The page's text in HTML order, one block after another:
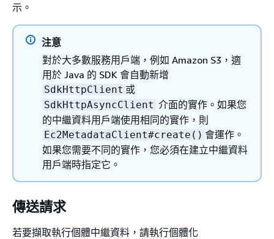
示。
注意
對於大多數服務用戶端，例如 Amazon S3，適
用於 Java 的 SDK 會自動新增
SdkHttpClient 或
SdkHttpAsyncClient 介面的實作。如果您
的中繼資料用戶端使用相同的實作，則
Ec2MetadataClient#create() 會運作。
如果您需要不同的實作，您必須在建立中繼資料
用戶端時指定它。
傳送請求
若要擷取執行個體中繼資料，請執行個體化